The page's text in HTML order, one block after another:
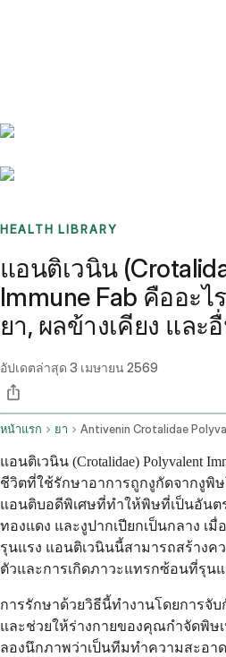
HEALTH LIBRARY
แอนติเวนิน
Immune Fab คืออะไ
ยา, ผลข้างเคียง และ
อัปเดตล่าสุด 3 เมษายน 2569
หน้าแรก ยา
แอนติเวนิน (Crotalidae) Polyvalent
ชีวิตที่ใช้รักษาอาการถูกงูกัดจากงูพิ
แอนติบอดีพิเศษที่ทำให้พิษที่เป็นอันต
ทองแดง และงูปากเปียกเป็นกลาง เ
รุนแรง แอนติเวนินนี้สามารถสร้างค
ตัวและการเกิดภาวะแทรกซ้อนที่รุนแ
การรักษาด้วยวิธีนี้ทำงานโดยการจั
และช่วยให้ร่างกายของคุณกำจัดพิษ
ลองนึกภาพว่าเป็นทีมทำความสะอา